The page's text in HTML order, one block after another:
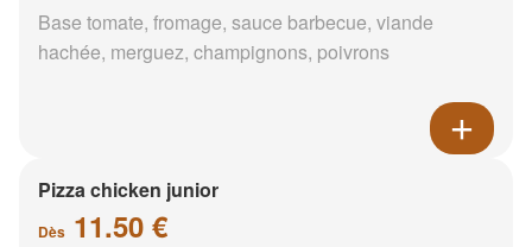
Base tomate, fromage, sauce barbecue, viande
hachée, merguez, champignons, poivrons
Pizza chicken junior
Dès 11.50 €